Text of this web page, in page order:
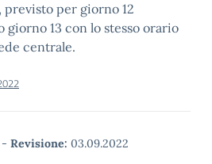
per giorno 12
giorno 13 con lo stesso orario
centrale.
- Revisione: 03.09.2022